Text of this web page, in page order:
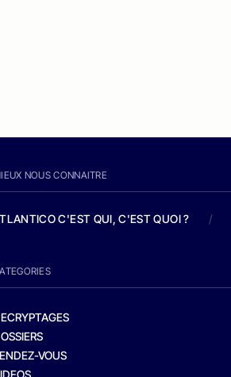
NOUS CONNAITRE
C'EST QUI, C'EST QUOI ? /
VOUS